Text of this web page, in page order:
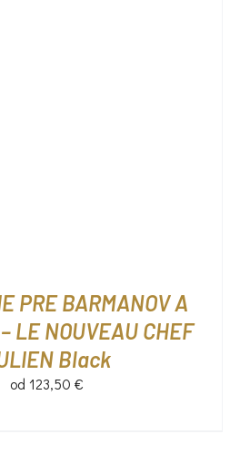
PRE BARMANOV A
LE NOUVEAU CHEF
Black
od 123,50 €